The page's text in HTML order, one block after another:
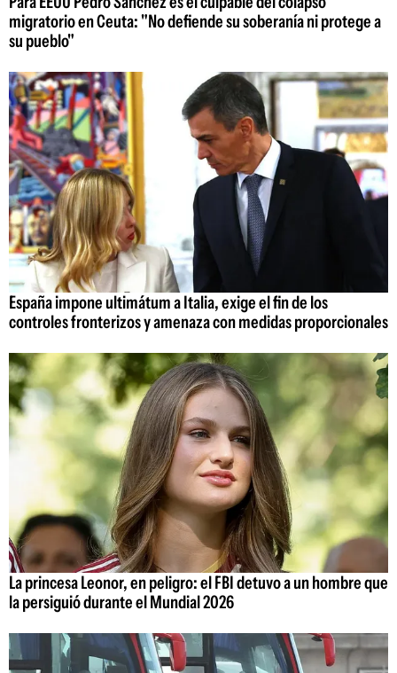
migratorio en Ceuta: "No defiende su soberanía ni protege a
su pueblo"
España impone ultimátum a Italia, exige el fin de los
controles fronterizos y amenaza con medidas proporcionales
La princesa Leonor, en peligro: el FBI detuvo a un hombre que
la persiguió durante el Mundial 2026